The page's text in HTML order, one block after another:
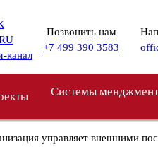
Позвонить нам
+7 499 390 3583
Системы
управляет внешними